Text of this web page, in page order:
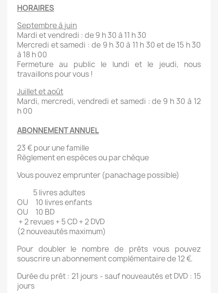
HORAIRES
Septembre à juin
Mardi et vendredi : de 9 h 30 à 11 h 30
Mercredi et samedi : de 9 h 30 à 11 h 30 et de 15 h 30
à 18 h 00
Fermeture au public le lundi et le jeudi, nous
travaillons pour vous !
Juillet et août
Mardi, mercredi, vendredi et samedi : de 9 h 30 à 12
h 00
ABONNEMENT ANNUEL
23 € pour une famille
Règlement en espèces ou par chèque
Vous pouvez emprunter (panachage possible)
5 livres adultes
OU 10 livres enfants
OU 10 BD
+ 2 revues + 5 CD + 2 DVD
(2 nouveautés maximum)
Pour doubler le nombre de prêts vous pouvez
souscrire un abonnement complémentaire de 12 €.
Durée du prêt : 21 jours - sauf nouveautés et DVD : 15
jours